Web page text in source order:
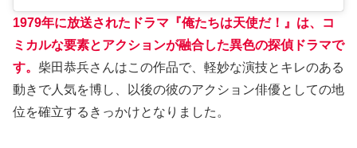
1979年に放送されたドラマ『俺たちは天使だ！』は、コ
ミカルな要素とアクションが融合した異色の探偵ドラマで
す。 柴田恭兵さんはこの作品で、軽妙な演技とキレのある
動きで人気を博し、以後の彼のアクション俳優としての地
位を確立するきっかけとなりました。